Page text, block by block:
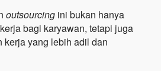
outsourcing ini bukan hanya
bagi karyawan, tetapi juga
kerja yang lebih adil dan